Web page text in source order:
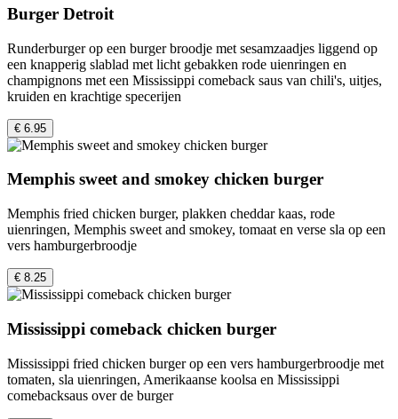
Burger Detroit
Runderburger op een burger broodje met sesamzaadjes liggend op
een knapperig slablad met licht gebakken rode uienringen en
champignons met een Mississippi comeback saus van chili's, uitjes,
kruiden en krachtige specerijen
€ 6.95
Memphis sweet and smokey chicken burger
Memphis fried chicken burger, plakken cheddar kaas, rode
uienringen, Memphis sweet and smokey, tomaat en verse sla op een
vers hamburgerbroodje
€ 8.25
Mississippi comeback chicken burger
Mississippi fried chicken burger op een vers hamburgerbroodje met
tomaten, sla uienringen, Amerikaanse koolsa en Mississippi
comebacksaus over de burger